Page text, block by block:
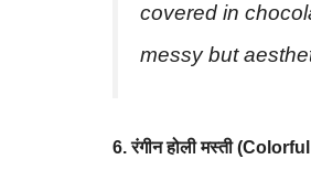
covered in
messy but
6. रंगीन होली मस्ती